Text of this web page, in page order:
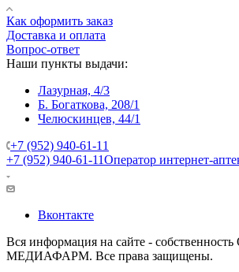
Как оформить заказ
Доставка и оплата
Вопрос-ответ
Наши пункты выдачи:
Лазурная, 4/3
Б. Богаткова, 208/1
Челюскинцев, 44/1
+7 (952) 940-61-11
+7 (952) 940-61-11Оператор интернет-
Вконтакте
Вся информация на сайте -
МЕДИАФАРМ. Все права защищены.